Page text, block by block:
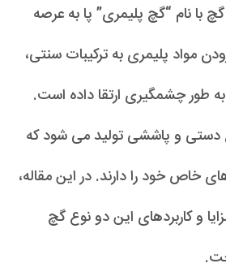
با نام “گچ پلیمری” پا به عرصه
مواد پلیمری به ترکیبات سنتی،
طور چشمگیری ارتقا داده است.
دستی و پاششی تولید می شود که
خاص خود را دارند. در این مقاله،
و کاربردهای این دو نوع گچ